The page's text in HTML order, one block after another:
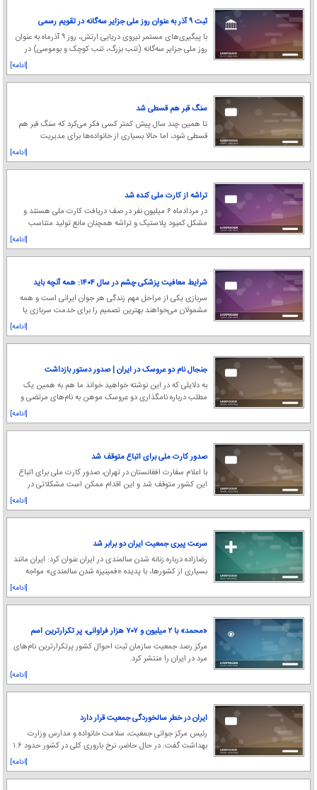
ثبت ۹ آذر به عنوان روز ملی جزایر سه‌گانه در تقویم رسمی
کشور
با پیگیری‌های مستمر نیروی دریایی ارتش، روز ۹ آذرماه به عنوان
روز ملی جزایر سه‌گانه (تنب بزرگ، تنب کوچک و بوموسی) در
[ادامه]
سنگ قبر هم قسطی شد
تا همین چند سال پیش کمتر کسی فکر می‌کرد که سنگ قبر هم
قسطی شود، اما حالا بسیاری از خانواده‌ها برای مدیریت
[ادامه]
تراشه از کارت ملی کنده شد
در مردادماه ۶ میلیون نفر در صف دریافت کارت ملی هستند و
مشکل کمبود پلاستیک و تراشه همچنان مانع تولید متناسب
[ادامه]
شرایط معافیت پزشکی چشم در سال ۱۴۰۴: همه آنچه باید
بدانید
سربازی یکی از مراحل مهم زندگی هر جوان ایرانی است و همه
مشمولان می‌خواهند بهترین تصمیم را برای خدمت سربازی یا
[ادامه]
جنجال نام دو عروسک در ایران | صدور دستور بازداشت
عوامل تولید «مرتضی» و «مرضیه»
به دلایلی که در این نوشته خواهید خواند ما هم به همین یک
مطلب درباره نامگذاری دو عروسک موهن به نام‌های مرتضی و
[ادامه]
صدور کارت ملی برای اتباع متوقف شد
با اعلام سفارت افغانستان در تهران، صدور کارت ملی برای اتباع
این کشور متوقف شد و این اقدام ممکن است مشکلاتی در
[ادامه]
سرعت پیری جمعیت ایران دو برابر شد
رضازاده درباره زنانه شدن سالمندی در ایران عنوان کرد: ایران مانند
بسیاری از کشورها، با پدیده «فمینیزه شدن سالمندی» مواجه
[ادامه]
«محمد» با ۲ میلیون و ۷۰۷ هزار فراوانی، پر تکرارترین اسم
مرد در ایران است
مرکز رصد جمعیت سازمان ثبت احوال کشور پرتکرارترین نام‌های
مرد در ایران را منتشر کرد.
[ادامه]
ایران در خطر سالخوردگی جمعیت قرار دارد
رئیس مرکز جوانی جمعیت، سلامت خانواده و مدارس وزارت
بهداشت گفت: در حال حاضر، نرخ باروری کلی در کشور حدود ۱.۶
[ادامه]